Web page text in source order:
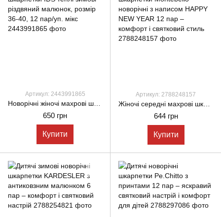
Артикул: 2443991865
650 грн
Купити
Артикул: 2788248157
644 грн
Купити